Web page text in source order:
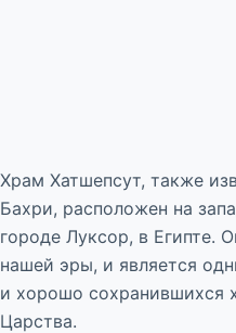
Храм Хатшепсут, также
Бахри, расположен на
городе Луксор, в Египте.
нашей эры, и является
и хорошо сохранившихся
Царства.